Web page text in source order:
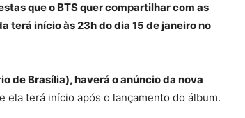
que o BTS quer compartilhar com as
terá início às 23h do dia 15 de janeiro no
de Brasília), haverá o anúncio da nova
ela terá início após o lançamento do álbum.